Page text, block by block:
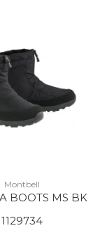
Montbell
BOOTS MS BK
1129734